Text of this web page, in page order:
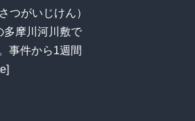
つがいじけん）
多摩川河川敷で
事件から1週間